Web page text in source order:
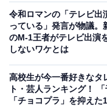
います。お笑い技術
の爆発力もあり、「
性もあり、ブレーク
令和ロマンの「テレビ出
っている」発言が物議。
のM-1王者がテレビ出演
しないワケとは
高校生が今一番好きなタ
ト・芸人ランキング！ 「
「チョコプラ」を抑えた